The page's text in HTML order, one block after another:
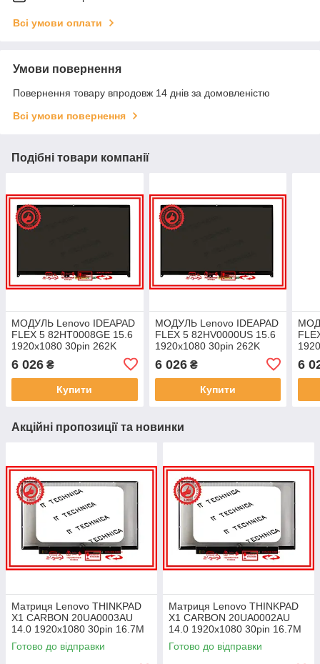
Всі умови оплати
Умови повернення
Повернення товару впродовж 14 днів за домовленістю
Всі умови повернення
Подібні товари компанії
МОДУЛЬ Lenovo IDEAPAD
FLEX 5 82HT0008GE 15.6
1920x1080 30pin 262K
45% NTSC 250 cd/m² для
ноутбука
6 026 ₴
Купити
МОДУЛЬ Lenovo IDEAPAD
FLEX 5 82HV0000US 15.6
1920x1080 30pin 262K
45% NTSC 250 cd/m² для
ноутбука
6 026₴
Купити
6
Акційні пропозиції та новинки
Матриця Lenovo THINKPAD
X1 CARBON 20UA0003AU
14.0 1920x1080 30pin 16.7M
45% NTSC 300 cd/m² для
ноутбука
Готово до відправки
Матриця Lenovo THINKPAD
X1 CARBON 20UA0002AU
14.0 1920x1080 30pin 16.7M
45% NTSC 300 cd/m² для
ноутбука
Готово до відправки